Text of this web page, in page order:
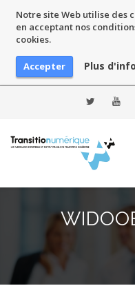
Notre site Web utilise des
en acceptant nos
cookies.
Accepter Plus